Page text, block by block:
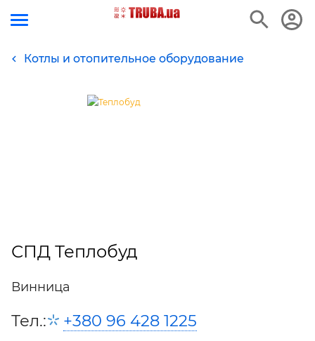
Котлы и отопительное оборудование
СПД Теплобуд
Винница
Тел.: +380 96 428 1225